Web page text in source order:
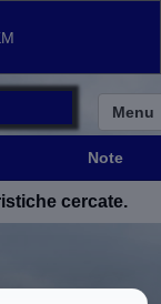
Menu
Note
Note
cercate.